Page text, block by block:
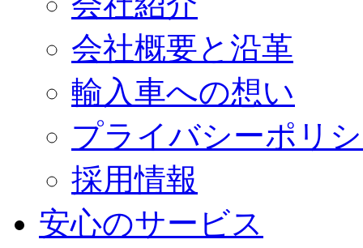
会社概要と沿革
輸入車への想い
プライバシーポリ
採用情報
安心のサービス